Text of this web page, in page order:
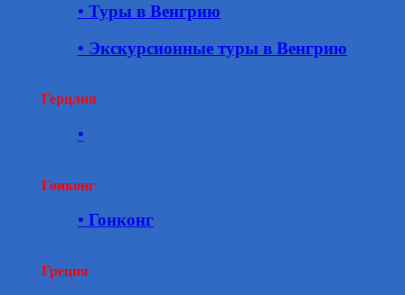
• Туры в Венгрию
• Экскурсионные туры в Венгрию
Герцлия
•
Гонконг
• Гонконг
Греция